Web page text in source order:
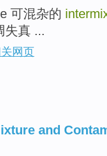
可混杂的
失真 ...
网页
and